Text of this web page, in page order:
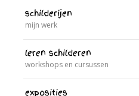
schilderijen
mijn werk
leren schilderen
workshops en cursussen
exposities